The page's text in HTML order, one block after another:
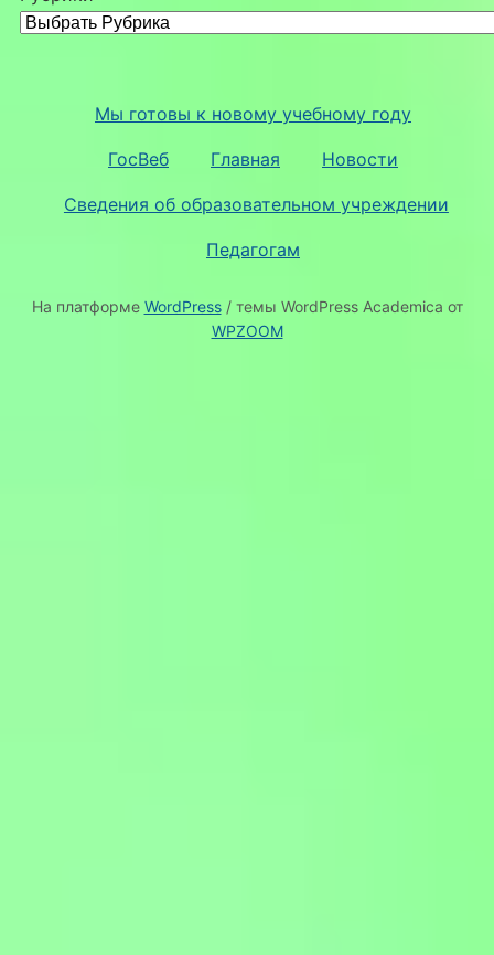
Мы готовы к новому учебному году
ГосВеб Главная Новости
Сведения об образовательном учреждении
Педагогам
На платформе WordPress/ темы WordPress Academica от
WPZOOM